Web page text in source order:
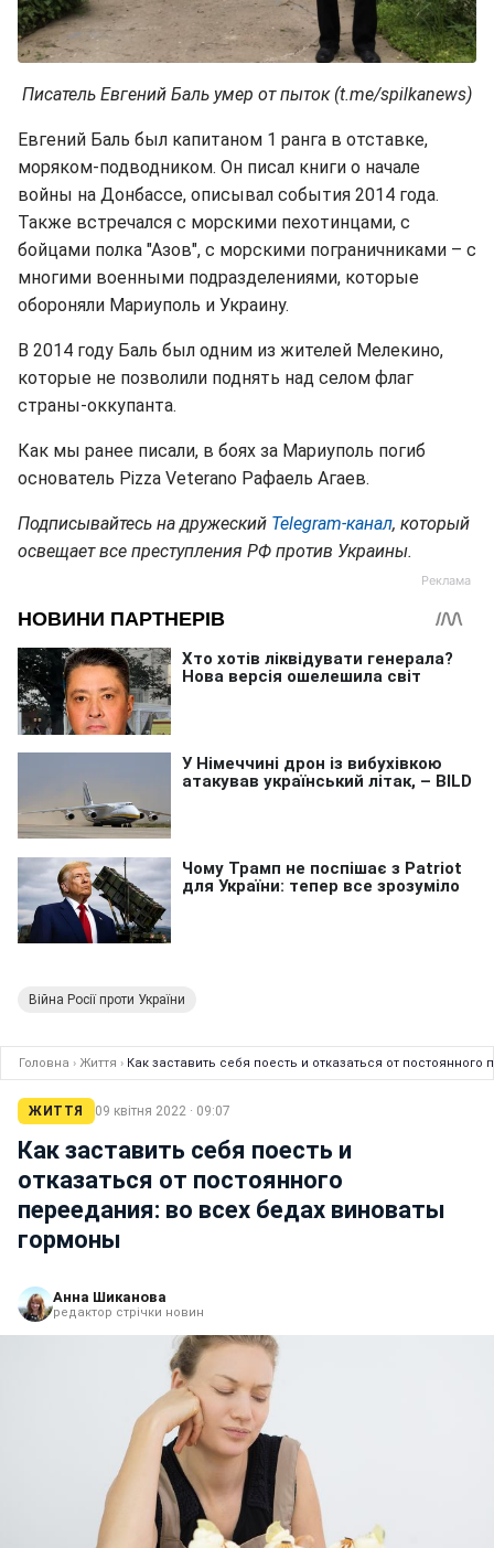
Писатель Евгений Баль умер от пыток (t.me/spilkanews)
Евгений Баль был капитаном 1 ранга в отставке,
моряком-подводником. Он писал книги о начале
войны на Донбассе, описывал события 2014 года.
Также встречался с морскими пехотинцами, с
бойцами полка "Азов", с морскими пограничниками – с
многими военными подразделениями, которые
обороняли Мариуполь и Украину.
В 2014 году Баль был одним из жителей Мелекино,
которые не позволили поднять над селом флаг
страны-оккупанта.
Как мы ранее писали, в боях за Мариуполь погиб
основатель Pizza Veterano Рафаель Агаев.
Подписывайтесь на дружеский Telegram-канал, который
освещает все преступления РФ против Украины.
Війна Росії проти України
Головна › Життя › Как заставить себя поесть и отказаться от
ЖИТТЯ 09 квітня 2022 · 09:07
Как заставить себя поесть и
отказаться от постоянного
переедания: во всех бедах виноваты
гормоны
Анна Шиканова
редактор стрічки новин